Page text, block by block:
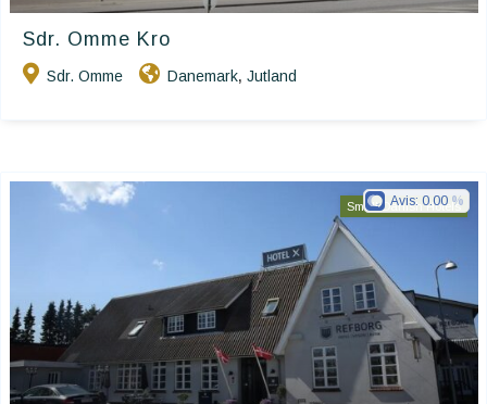
Sdr. Omme Kro
Sdr. Omme Danemark, Jutland
Small Danish Hotels
Avis: 0.00